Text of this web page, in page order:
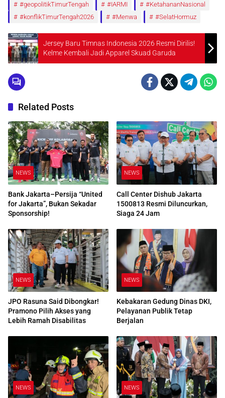
#geopolitikTimurTengah
#IARMI
#KetahananNasional
#konflikTimurTengah2026
#Menwa #SelatHormuz
Jersey Baru Timnas Indonesia 2026 Resmi Dirilis!
Kelme Kembali Jadi Apparel Skuad Garuda
Related Posts
NEWS
Bank Jakarta–Persija “United
for Jakarta”, Bukan Sekadar
Sponsorship!
NEWS
Call Center Dishub Jakarta
1500813 Resmi Diluncurkan,
Siaga 24 Jam
NEWS
JPO Rasuna Said Dibongkar!
Pramono Pilih Akses yang
Lebih Ramah Disabilitas
NEWS
Kebakaran Gedung Dinas DKI,
Pelayanan Publik Tetap
Berjalan
NEWS NEWS